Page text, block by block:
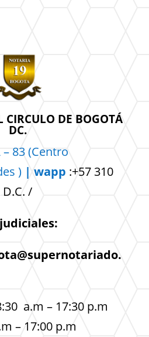
CIRCULO DE BOGOTÁ
DC.
83 (Centro
) | wapp :+57 310
/
a.m – 17:30 p.m
– 17:00 p.m